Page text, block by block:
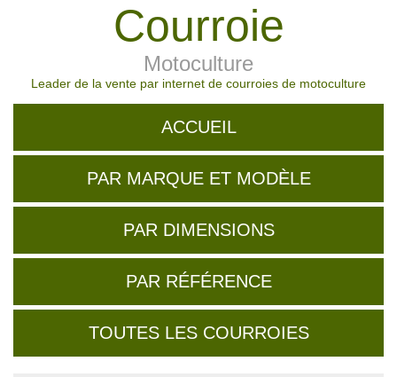
Courroie
Motoculture
Leader de la vente par internet de courroies de motoculture
ACCUEIL
PAR MARQUE ET MODÈLE
PAR DIMENSIONS
PAR RÉFÉRENCE
TOUTES LES COURROIES